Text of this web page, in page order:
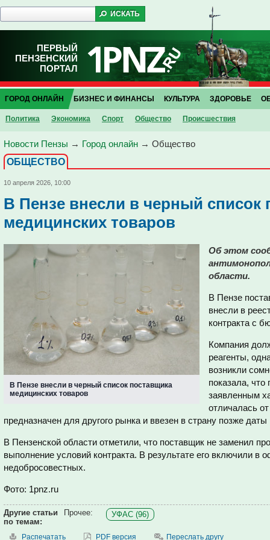
ПЕРВЫЙ
ПЕНЗЕНСКИЙ
ПОРТАЛ
ГОРОД ОНЛАЙН
Политика Экономика Спорт Общество Проиcшествия
БИЗНЕС И ФИНАНСЫ КУЛЬТУРА ЗДОРОВЬЕ
Новости Пензы → Город онлайн → Общество
ОБЩЕСТВО
10 апреля 2026, 10:00
В Пензе внесли в черный список
медицинских товаров
В Пензе внесли в черный список поставщика
медицинских товаров
Об этом
области.
В Пензе
внесли в
контракта с
Компания
реагенты,
возникли
показала, что
заявленным
отличалась
предназначен для другого рынка и ввезен в страну позже даты
В Пензенской области отметили, что поставщик не заменил
выполнение условий контракта. В результате его включили в
недобросовестных.
Фото: 1pnz.ru
Другие статьи
по темам:
Прочее: УФАС (96)
Распечатать PDF версия Переслать другу